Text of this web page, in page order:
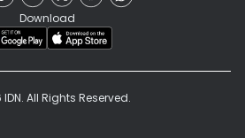
Download
All Rights Reserved.